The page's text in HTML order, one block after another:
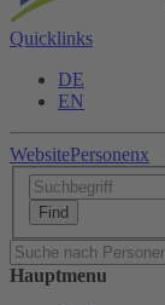
Quicklinks
DE
EN
WebsitePersonenx
Hauptmenu